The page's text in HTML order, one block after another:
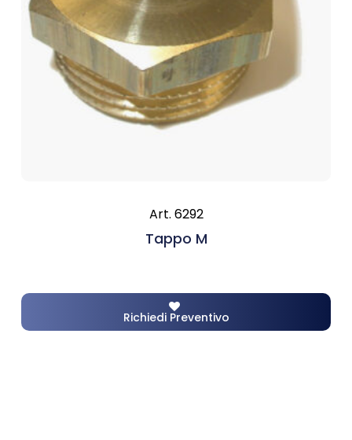
Art. 6292
Tappo M
Richiedi Preventivo